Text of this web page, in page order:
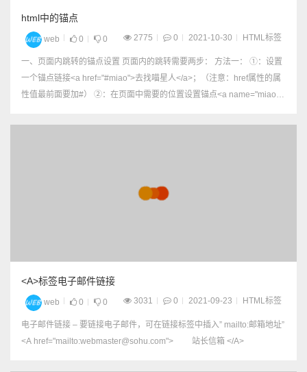
html中的锚点
web 0 0 2775 0 2021-10-30 HTML标签
一、页面内跳转的锚点设置 页面内的跳转需要两步： 方法一： ①：设置
一个锚点链接<a href="#miao">去找喵星人</a>；（注意：href属性的属
性值最前面要加#） ②：在页面中需要的位置设置锚点<a name="miao">
<A>标签电子邮件链接
web 0 0 3031 0 2021-09-23 HTML标签
电子邮件链接 – 要链接电子邮件，可在链接标签中插入” mailto:邮箱地址”
<A href="mailto:webmaster@sohu.com"> 站长信箱 </A>